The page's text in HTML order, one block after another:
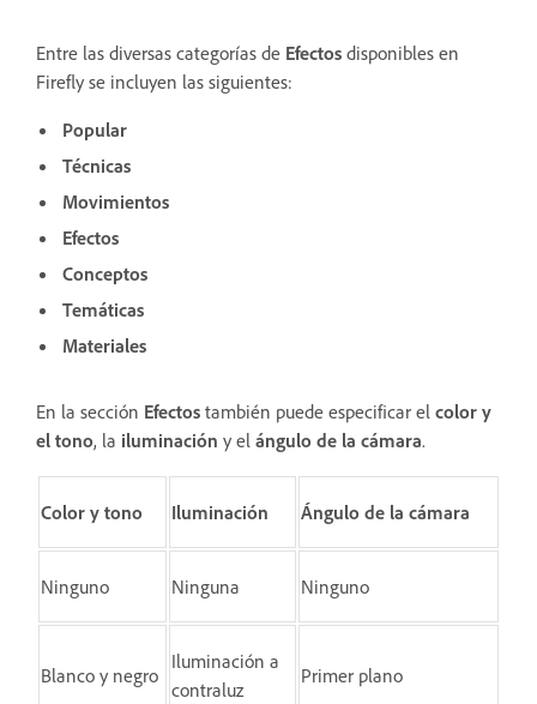
Entre las diversas categorías de Efectos disponibles en
Firefly se incluyen las siguientes:
Popular
Técnicas
Movimientos
Efectos
Conceptos
Temáticas
Materiales
En la sección Efectos también puede especificar el color y
el tono, la iluminación y el ángulo de la cámara.
Color y tono Iluminación Ángulo de la cámara
Ninguno Ninguna Ninguno
Blanco y negro
Iluminación a
contraluz
Primer plano